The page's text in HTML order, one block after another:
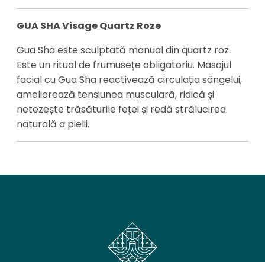
GUA SHA Visage Quartz Roze
Gua Sha este sculptată manual din quartz roz.
Este un ritual de frumusețe obligatoriu. Masajul
facial cu Gua Sha reactivează circulația sângelui,
ameliorează tensiunea musculară, ridică și
netezește trăsăturile feței și redă strălucirea
naturală a pielii.